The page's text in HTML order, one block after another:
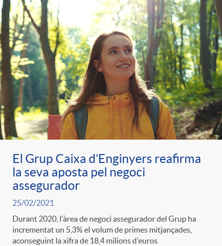
El Grup Caixa d’Enginyers reafirma
la seva aposta pel negoci
assegurador
25/02/2021
Durant 2020, l'àrea de negoci assegurador del Grup ha
incrementat un 5,3% el volum de primes mitjançades,
aconseguint la xifra de 18,4 milions d'euros